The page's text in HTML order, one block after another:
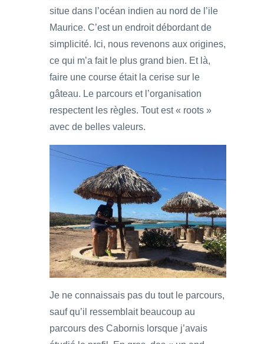
situe dans l’océan indien au nord de l’ile
Maurice. C’est un endroit débordant de
simplicité. Ici, nous revenons aux origines,
ce qui m’a fait le plus grand bien. Et là,
faire une course était la cerise sur le
gâteau. Le parcours et l’organisation
respectent les règles. Tout est « roots »
avec de belles valeurs.
Je ne connaissais pas du tout le parcours,
sauf qu’il ressemblait beaucoup au
parcours des Cabornis lorsque j’avais